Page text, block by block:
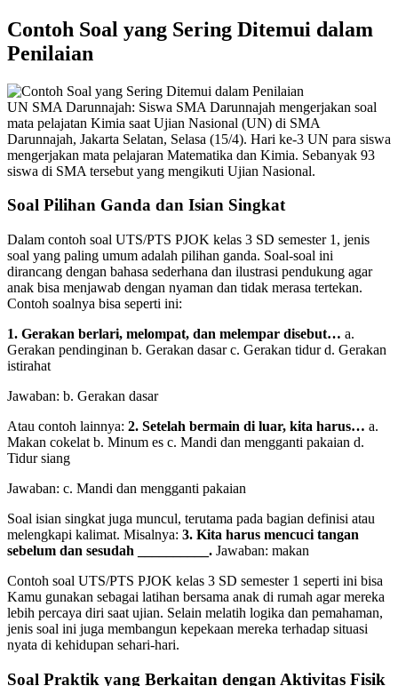
Contoh Soal yang Sering Ditemui dalam
Penilaian
UN SMA Darunnajah: Siswa SMA Darunnajah mengerjakan soal
mata pelajatan Kimia saat Ujian Nasional (UN) di SMA
Darunnajah, Jakarta Selatan, Selasa (15/4). Hari ke-3 UN para siswa
mengerjakan mata pelajaran Matematika dan Kimia. Sebanyak 93
siswa di SMA tersebut yang mengikuti Ujian Nasional.
Soal Pilihan Ganda dan Isian Singkat
Dalam contoh soal UTS/PTS PJOK kelas 3 SD semester 1, jenis
soal yang paling umum adalah pilihan ganda. Soal-soal ini
dirancang dengan bahasa sederhana dan ilustrasi pendukung agar
anak bisa menjawab dengan nyaman dan tidak merasa tertekan.
Contoh soalnya bisa seperti ini:
1. Gerakan berlari, melompat, dan melempar disebut… a.
Gerakan pendinginan b. Gerakan dasar c. Gerakan tidur d. Gerakan
istirahat
Jawaban: b. Gerakan dasar
Atau contoh lainnya: 2. Setelah bermain di luar, kita harus… a.
Makan cokelat b. Minum es c. Mandi dan mengganti pakaian d.
Tidur siang
Jawaban: c. Mandi dan mengganti pakaian
Soal isian singkat juga muncul, terutama pada bagian definisi atau
melengkapi kalimat. Misalnya: 3. Kita harus mencuci tangan
sebelum dan sesudah __________. Jawaban: makan
Contoh soal UTS/PTS PJOK kelas 3 SD semester 1 seperti ini bisa
Kamu gunakan sebagai latihan bersama anak di rumah agar mereka
lebih percaya diri saat ujian. Selain melatih logika dan pemahaman,
jenis soal ini juga membangun kepekaan mereka terhadap situasi
nyata di kehidupan sehari-hari.
Soal Praktik yang Berkaitan dengan Aktivitas Fisik